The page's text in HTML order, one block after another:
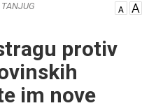
protiv
im nove